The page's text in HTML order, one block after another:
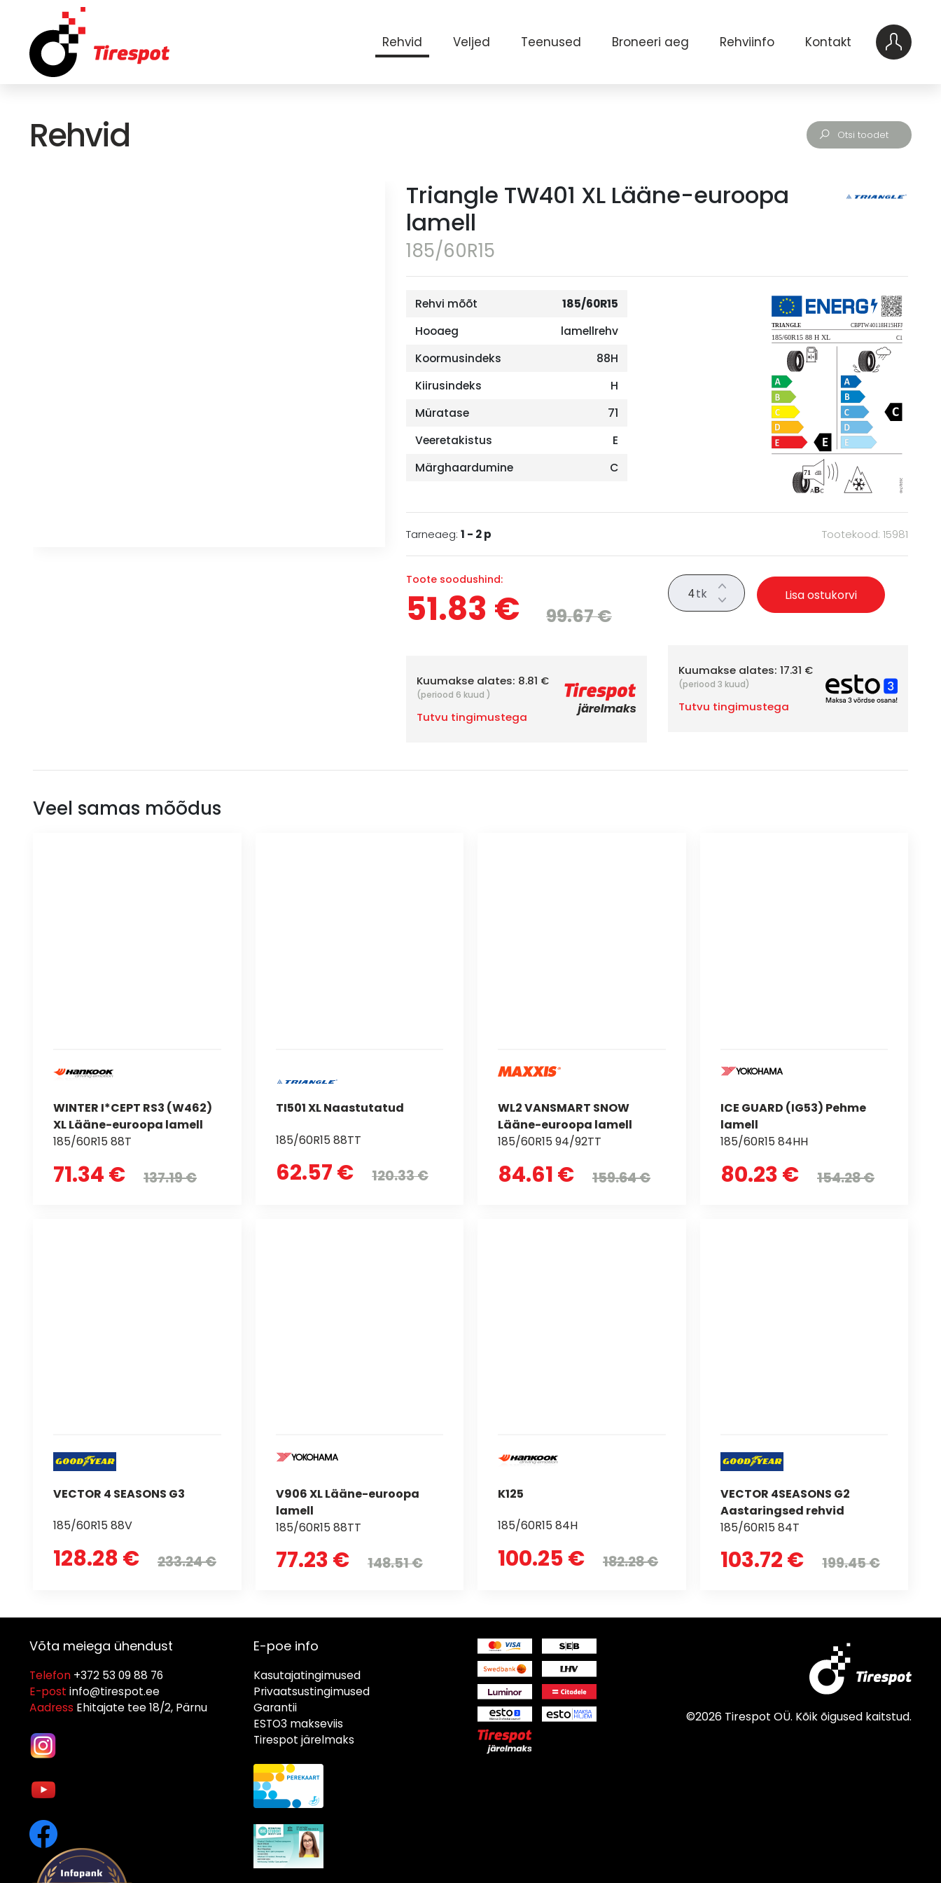
Rehvid Veljed Teenused Broneeri aeg Rehviinfo Kontakt
Rehvid
185/60R15
Triangle TW401 XL Lääne-euroopa
lamell
Rehvi mõõt
185/60R15
Hooaeg
lamellrehv
Koormusindeks
88H
Kiirusindeks
H
Müratase
71
Veeretakistus
E
Märghaardumine
C
Tarneaeg:1 - 2 p Tootekood: 15981
Toote soodushind:
51.83 € 99.67 €
tk Lisa ostukorvi
Kuumakse alates: 8.81 €
(periood 6 kuud )
Tutvu tingimustega
Kuumakse alates: 17.31 €
(periood 3 kuud)
Tutvu tingimustega
Veel samas mõõdus
WINTER I*CEPT RS3 (W462)
XL Lääne-euroopa lamell
185/60R15 88T
71.34 € 137.19 €
TI501 XL Naastutatud
185/60R15 88TT
62.57 € 120.33 €
WL2 VANSMART SNOW
Lääne-euroopa lamell
185/60R15 94/92TT
84.61 € 159.64 €
ICE GUARD (IG53) Pehme
lamell
185/60R15 84HH
80.23 € 154.28 €
VECTOR 4 SEASONS G3
185/60R15 88V
128.28 € 233.24 €
V906 XL Lääne-euroopa
lamell
185/60R15 88TT
77.23 € 148.51 €
K125
185/60R15 84H
100.25 € 182.28 €
VECTOR 4SEASONS G2
Aastaringsed rehvid
185/60R15 84T
103.72 € 199.45 €
Võta meiega ühendust
Telefon +372 53 09 88 76
E-post info@tirespot.ee
Aadress Ehitajate tee 18/2, Pärnu
E-poe info
Kasutajatingimused
Privaatsustingimused
Garantii
ESTO3 makseviis
Tirespot järelmaks
©2026 Tirespot OÜ. Kõik õigused kaitstud.